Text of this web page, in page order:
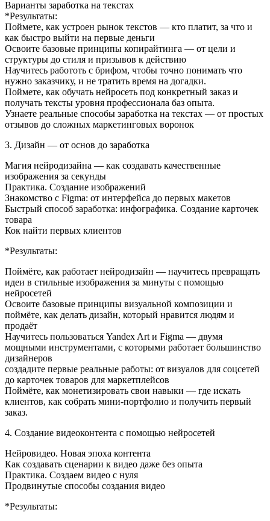
Варианты заработка на текстах
*Результаты:
Поймете, как устроен рынок текстов — кто платит, за что и
как быстро выйти на первые деньги
Освоите базовые принципы копирайтинга — от цели и
структуры до стиля и призывов к действию
Научитесь работоть с брифом, чтобы точно понимать что
нужно заказчику, и не тратить время на догадки.
Поймете, как обучать нейросеть под конкретный заказ и
получать тексты уровня профессионала баз опыта.
Узнаете реальные способы заработка на текстах — от простых
отзывов до сложных маркетинговых воронок
3. Дизайн — от основ до заработка
Магия нейродизайна — как создавать качественные
изображения за секунды
Практика. Создание изображений
Знакомство с Figma: от интерфейса до первых макетов
Быстрый способ заработка: инфографика. Создание карточек
товара
Кок найти первых клиентов
*Результаты:
Поймёте, как работает нейродизайн — научитесь превращать
идеи в стильные изображения за минуты с помощью
нейросетей
Освоите базовые принципы визуальной композиции и
поймёте, как делать дизайн, который нравится людям и
продаёт
Научитесь пользоваться Yandex Art и Figma — двумя
мощными инструментами, с которыми работает большинство
дизайнеров
создадите первые реальные работы: от визуалов для соцсетей
до карточек товаров для маркетплейсов
Поймёте, как монетизировать свои навыки — где искать
клиентов, как собрать мини-портфолио и получить первый
заказ.
4. Создание видеоконтента с помощью нейросетей
Нейровидео. Новая эпоха контента
Как создавать сценарии к видео даже без опыта
Практика. Создаем видео с нуля
Продвинутые способы создания видео
*Результаты: